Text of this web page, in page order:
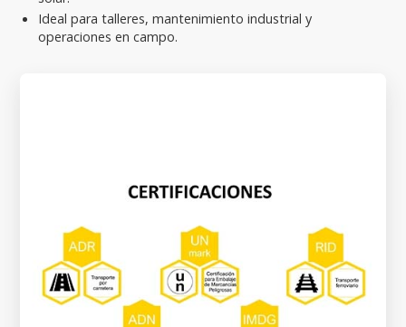
Ideal para talleres, mantenimiento industrial y
operaciones en campo.